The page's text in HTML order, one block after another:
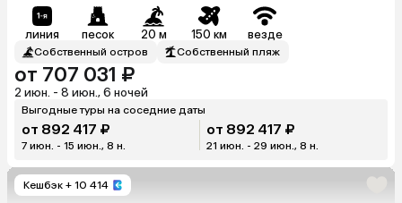
линия песок 20 м 150 км везде
Собственный остров Собственный пляж
от 707 031 ₽
2 июн. - 8 июн., 6 ночей
Выгодные туры на соседние даты
от 892 417 ₽
7 июн. - 15 июн., 8 н.
от 892 417 ₽
21 июн. - 29 июн., 8 н.
Кешбэк + 10 414